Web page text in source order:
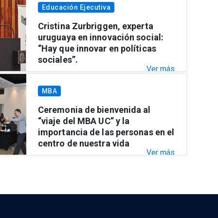
Educación Ejecutiva
Cristina Zurbriggen, experta
uruguaya en innovación social:
“Hay que innovar en políticas
sociales”.
Ver más
MBA
Ceremonia de bienvenida al
“viaje del MBA UC” y la
importancia de las personas en el
centro de nuestra vida
Ver más